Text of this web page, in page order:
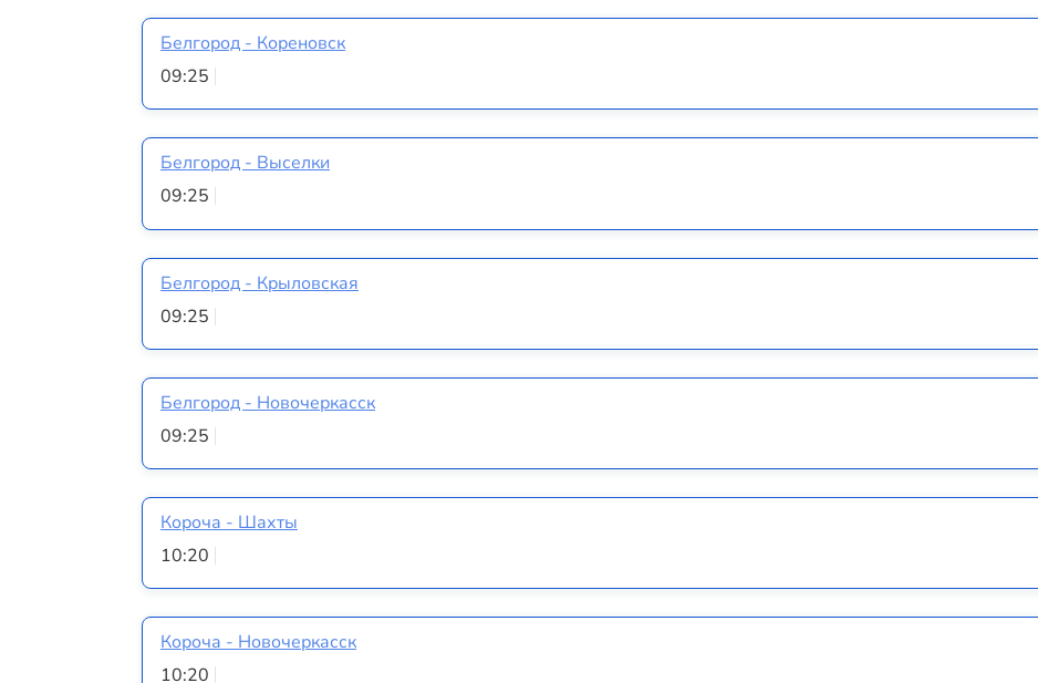
Белгород - Кореновск
09:25
Белгород - Выселки
09:25
Белгород - Крыловская
09:25
Белгород - Новочеркасск
09:25
Короча - Шахты
10:20
Короча - Новочеркасск
10:20